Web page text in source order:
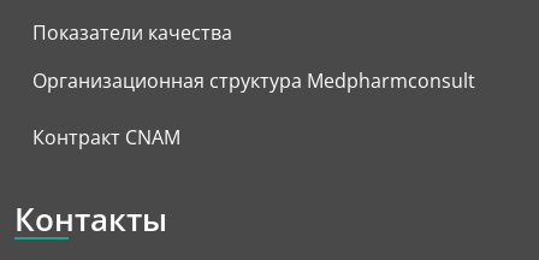
Показатели качества
Организационная структура Medpharmconsult
Контракт CNAM
Контакты